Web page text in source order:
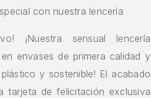
con nuestra lencería
¡Nuestra sensual lencería
envases de primera calidad y
y sostenible! El acabado
tarjeta de felicitación exclusiva